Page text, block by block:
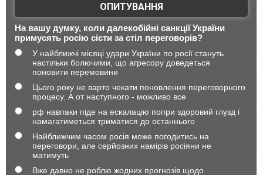
ОПИТУВАННЯ
На вашу думку, коли далекобійні санкції України
примусять росію сісти за стіл переговорів?
У найближчі місяці удари України по росії стануть
настільки болючими, що агресору доведеться
поновити перемовини
Цього року не варто чекати поновлення переговорного
процесу. А от наступного - можливо все
рф навпаки піде на ескалацію попри здоровий глузд і
намагатиметься триматися до останнього
Найближчим часом росія може погодитись на
переговори, але серйозних намірів росіяни не
матимуть
Вже давно не роблю жодних прогнозів щодо